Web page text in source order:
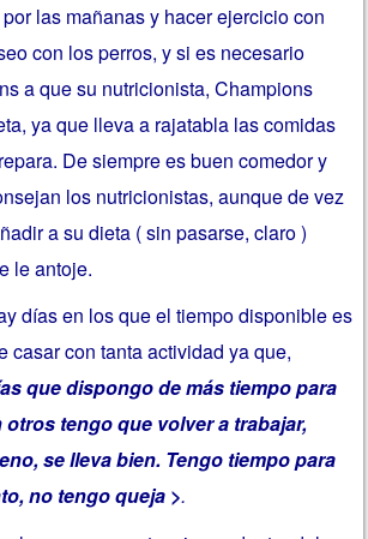
las mañanas y hacer ejercicio con
con los perros, y si es necesario
a que su nutricionista, Champions
ya que lleva a rajatabla las comidas
De siempre es buen comedor y
los nutricionistas, aunque de vez
a su dieta ( sin pasarse, claro )
le antoje.
días en los que el tiempo disponible es
casar con tanta actividad ya que,
que dispongo de más tiempo para
otros tengo que volver a trabajar,
se lleva bien. Tengo tiempo para
no tengo queja >.